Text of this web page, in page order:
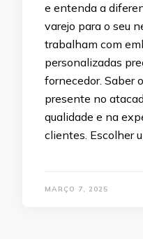
e entenda a
varejo para o seu
trabalham com
personalizadas
fornecedor. Saber
presente no
qualidade e na
clientes. Escolher
MARÇO 7, 2025